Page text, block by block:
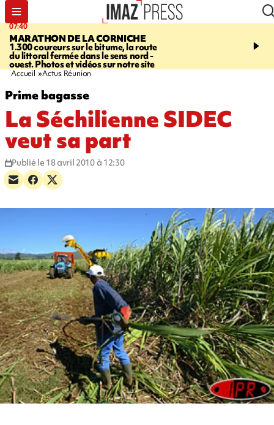
07:40
MARATHON DE LA CORNICHE
1.300 coureurs sur le bitume, la route
du littoral fermée dans le sens nord -
ouest. Photos et vidéos sur notre site
10:33
l’enfance - une
Accueil Actus Réunion
Prime bagasse
La Séchilienne SIDEC
veut sa part
Publié le 18 avril 2010 à 12:30